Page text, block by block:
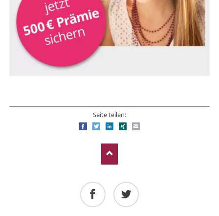
Seite teilen:
FacebookTwitterLinkedIn
Xing